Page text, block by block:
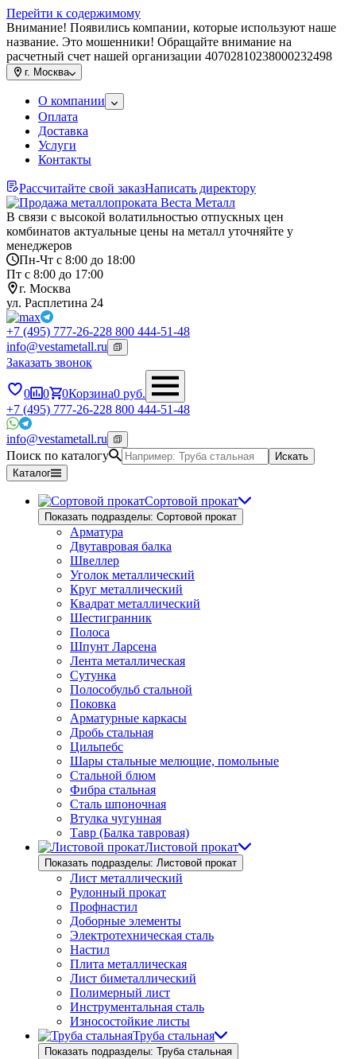
Перейти к содержимому
Внимание! Появились компании, которые используют наше
название. Это мошенники! Обращайте внимание на
расчетный счет нашей организации 40702810238000232498
г. Москва
О компании
Оплата
Доставка
Услуги
Контакты
Рассчитайте свой заказНаписать директору
В связи с высокой волатильностью отпускных цен
комбинатов актуальные цены на металл уточняйте у
менеджеров
Пн-Чт с 8:00 до 18:00
Пт с 8:00 до 17:00
г. Москва
ул. Расплетина 24
+7 (495) 777-26-228 800 444-51-48
info@vestametall.ru
Заказать звонок
0 0 0Корзина0 руб.
+7 (495) 777-26-228 800 444-51-48
info@vestametall.ru
Поиск по каталогу
Искать
Каталог
Сортовой прокат
Показать подразделы: Сортовой прокат
Арматура
Двутавровая балка
Швеллер
Уголок металлический
Круг металлический
Квадрат металлический
Шестигранник
Полоса
Шпунт Ларсена
Лента металлическая
Сутунка
Полособульб стальной
Поковка
Арматурные каркасы
Дробь стальная
Цильпебс
Шары стальные мелющие, помольные
Стальной блюм
Фибра стальная
Сталь шпоночная
Втулка чугунная
Тавр (Балка тавровая)
Листовой прокат
Показать подразделы: Листовой прокат
Лист металлический
Рулонный прокат
Профнастил
Доборные элементы
Электротехническая сталь
Настил
Плита металлическая
Лист биметаллический
Полимерный лист
Инструментальная сталь
Износостойкие листы
Труба стальная
Показать подразделы: Труба стальная